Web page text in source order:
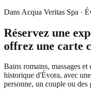
Dans Acqua Veritas Spa ·
Réservez une
offrez une carte
Bains romains, massages
historique d'Évora, avec
personne, un couple ou des